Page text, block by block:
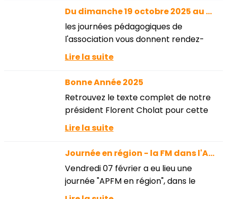
promis une notice explicative. Elle estDu dimanche 19 octobre 2025 au mercredi 22 octobre 2025,
les journées pédagogiques de
l'association vous donnent rendez-
vous au CRR de Dijon. Vous pouvez dès
maintenant visiter la page
concernant ce temps fort.
Lire la suite
Bonne Année 2025
Retrouvez le texte complet de notre
président Florent Cholat pour cette
nouvelle année.Chères adhérentes,
chers adhérents,À l'aube de cette
nouvelle année, je voudrais vous...
Lire la suite
Journée en région - la FM dans l'Aube (10)
Vendredi 07 février a eu lieu une
journée "APFM en région", dans le
département de l'Aube.Pour la